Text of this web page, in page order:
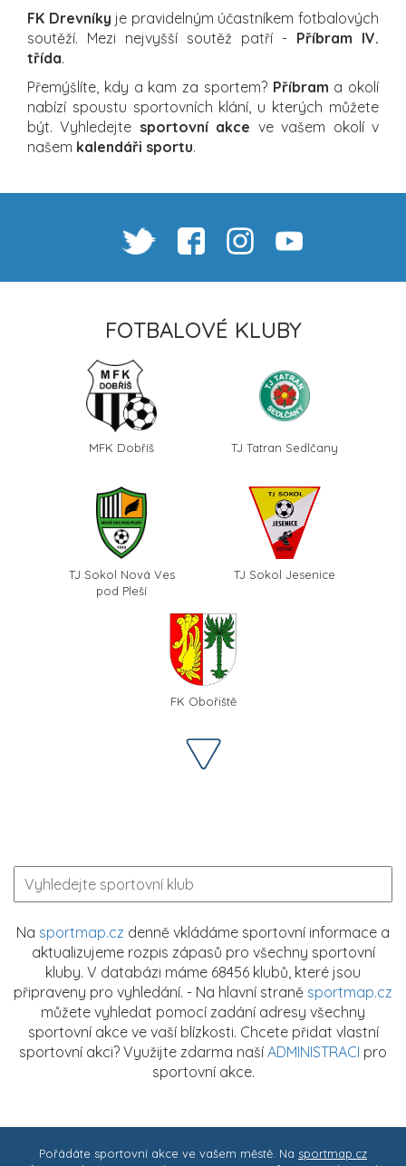
FK Drevníky je pravidelným účastníkem fotbalových
soutěží. Mezi nejvyšší soutěž patří - Příbram IV.
třída.
Přemýšlíte, kdy a kam za sportem? Příbram a okolí
nabízí spoustu sportovních klání, u kterých můžete
být. Vyhledejte sportovní akce ve vašem okolí v
našem kalendáři sportu.
FOTBALOVÉ KLUBY
MFK Dobříš TJ Tatran Sedlčany
TJ Sokol Nová Ves
pod Pleší
TJ Sokol Jesenice
FK Obořiště
Na sportmap.cz denně vkládáme sportovní informace a
aktualizujeme rozpis zápasů pro všechny sportovní
kluby. V databázi máme 68456 klubů, které jsou
připraveny pro vyhledání. - Na hlavní straně sportmap.cz
můžete vyhledat pomocí zadání adresy všechny
sportovní akce ve vaší blízkosti. Chcete přidat vlastní
sportovní akci? Využijte zdarma naší ADMINISTRACI pro
sportovní akce.
Pořádáte sportovní akce ve vašem městě. Na sportmap.cz